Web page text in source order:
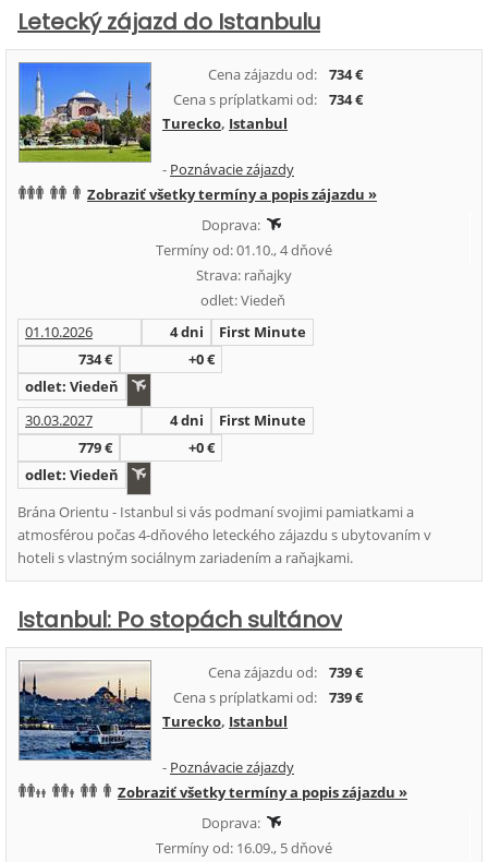
Letecký zájazd do Istanbulu
Cena zájazdu od:
734 €
Cena s príplatkami od:
734 €
Turecko, Istanbul
- Poznávacie zájazdy
Zobraziť všetky termíny a popis zájazdu »
Doprava:
Termíny od: 01.10., 4 dňové
Strava: raňajky
odlet: Viedeň
01.10.2026
4 dni
First Minute
734 €
+0 €
odlet: Viedeň
30.03.2027
4 dni
First Minute
779 €
+0 €
odlet: Viedeň
Brána Orientu - Istanbul si vás podmaní svojimi pamiatkami a
atmosférou počas 4-dňového leteckého zájazdu s ubytovaním v
hoteli s vlastným sociálnym zariadením a raňajkami.
Istanbul: Po stopách sultánov
Cena zájazdu od:
739 €
Cena s príplatkami od:
739 €
Turecko, Istanbul
- Poznávacie zájazdy
Zobraziť všetky termíny a popis zájazdu »
Doprava:
Termíny od: 16.09., 5 dňové